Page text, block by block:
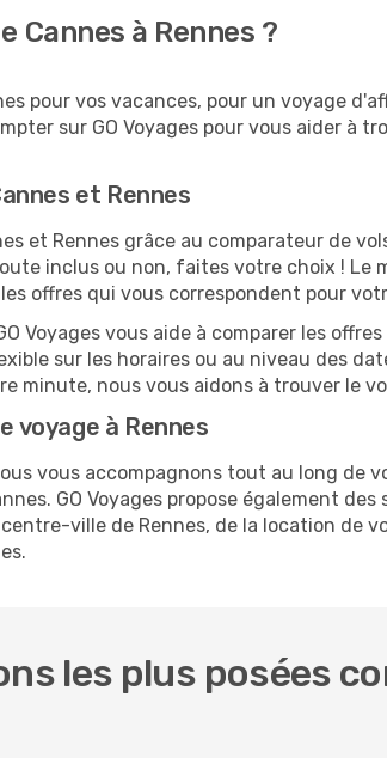
Cannes à Rennes ?
pour vos vacances, pour un voyage
sur GO Voyages pour vous aider à
et Rennes
et Rennes grâce au comparateur de
inclus ou non, faites votre choix ! Le
offres qui vous correspondent pour
Voyages vous aide à comparer les
sur les horaires ou au niveau des
minute, nous vous aidons à trouver le
voyage à Rennes
vous accompagnons tout au long de
GO Voyages propose également
ville de Rennes, de la location de
les plus posées